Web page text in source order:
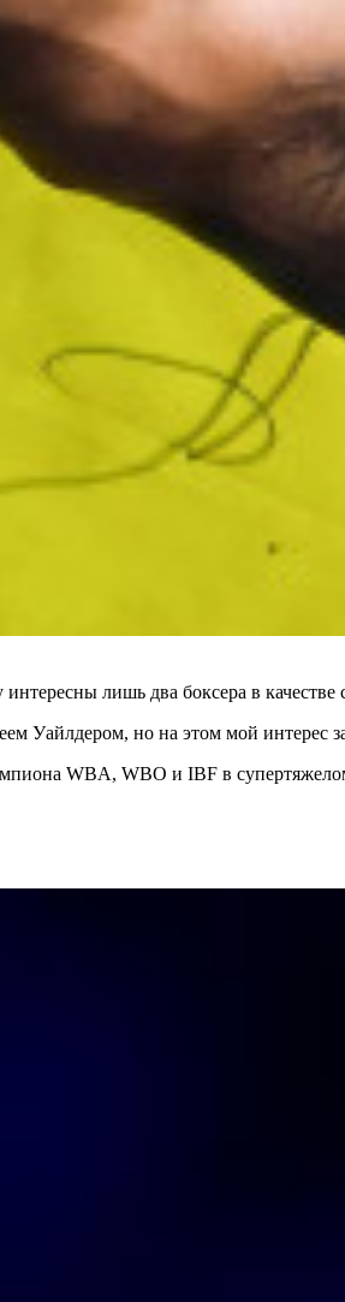
лишь два боксера в качестве
Уайлдером, но на этом мой интерес
WBA, WBO и IBF в